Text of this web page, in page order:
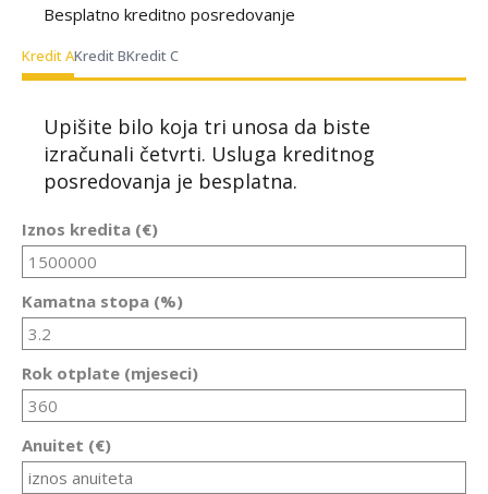
Besplatno kreditno posredovanje
Kredit AKredit BKredit C
Upišite bilo koja tri unosa da biste
izračunali četvrti. Usluga kreditnog
posredovanja je besplatna.
Iznos kredita (€)
Kamatna stopa (%)
Rok otplate (mjeseci)
Anuitet (€)